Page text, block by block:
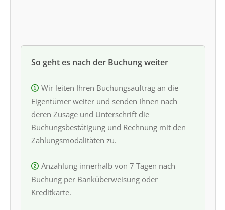
So geht es nach der Buchung weiter
Wir leiten Ihren Buchungsauftrag an die
Eigentümer weiter und senden Ihnen nach
deren Zusage und Unterschrift die
Buchungsbestätigung und Rechnung mit den
Zahlungsmodalitäten zu.
Anzahlung innerhalb von 7 Tagen nach
Buchung per Banküberweisung oder
Kreditkarte.